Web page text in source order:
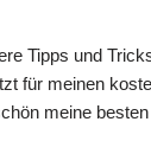
Tipps und
für meinen
meine